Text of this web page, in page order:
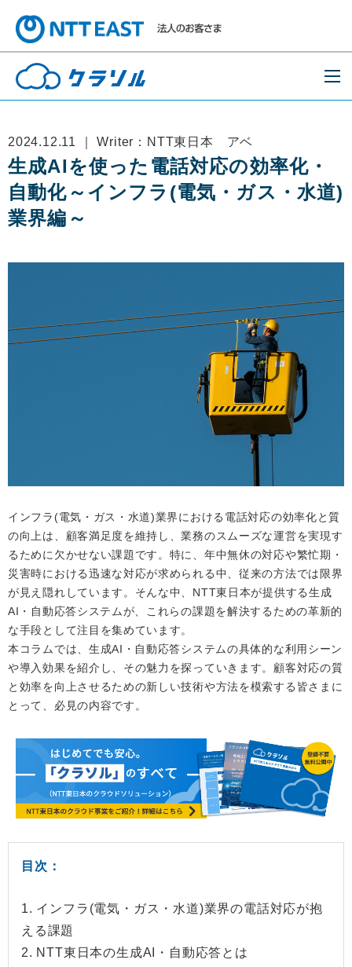
2024.12.11 ｜ Writer：NTT東日本 アベ
生成AIを使った電話対応の効率化・
自動化～インフラ(電気・ガス・水道)
業界編～
インフラ(電気・ガス・水道)業界における電話対応の効率化と質
の向上は、顧客満足度を維持し、業務のスムーズな運営を実現す
るために欠かせない課題です。特に、年中無休の対応や繁忙期・
災害時における迅速な対応が求められる中、従来の方法では限界
が見え隠れしています。そんな中、NTT東日本が提供する生成
AI・自動応答システムが、これらの課題を解決するための革新的
な手段として注目を集めています。
本コラムでは、生成AI・自動応答システムの具体的な利用シーン
や導入効果を紹介し、その魅力を探っていきます。顧客対応の質
と効率を向上させるための新しい技術や方法を模索する皆さまに
とって、必見の内容です。
目次：
1. インフラ(電気・ガス・水道)業界の電話対応が抱
える課題
2. NTT東日本の生成AI・自動応答とは